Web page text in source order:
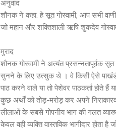
अनुवाद
शौनक ने कहा: हे सूत गोस्वामी, आप सभी
जो महान और शक्तिशाली ऋषि शुकदेव
मुराद
शौनक गोस्वामी ने अत्यंत प्रसन्नतापूर्वक सूत
सुनने के लिए उत्सुक थे । वे किसी ऐसे पाखंडी
पाठ करने वाले या तो पेशेवर पाठकर्ता होते हैं
कुछ अर्थों को तोड़-मरोड़ कर अपने
लीलाओं के सबसे गोपनीय भाग की गलत
केवल वही व्यक्ति वास्तविक भागीदार